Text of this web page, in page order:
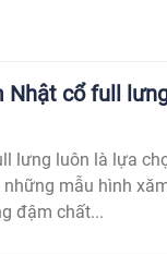
Nhật cổ full
lưng luôn là lựa
mẫu hình
đậm chất...